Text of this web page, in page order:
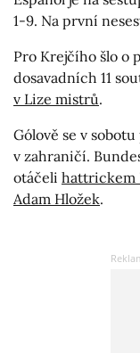
1-9. Na první
Pro Krejčího šlo o
dosavadních 11
v Lize mistrů.
Gólově se v
v zahraničí.
otáčeli hattrickem
Adam Hložek.